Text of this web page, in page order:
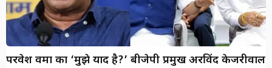
परवेश वर्मा का ‘मुझे याद है?’ बीजेपी प्रमुख अरविंद केजरीवाल